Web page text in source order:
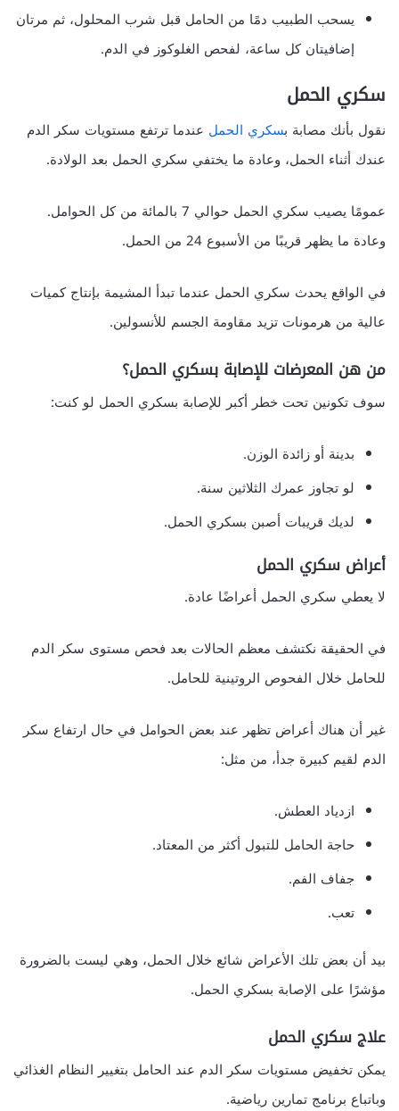
يسحب الطبيب دمًا من الحامل قبل شرب المحلول، ثم مرتان
إضافيتان كل ساعة، لفحص الغلوكوز في الدم.
سكري الحمل
نقول بأنك مصابة بسكري الحمل عندما ترتفع مستويات سكر الدم
عندك أثناء الحمل، وعادة ما يختفي سكري الحمل بعد الولادة.
عمومًا يصيب سكري الحمل حوالي 7 بالمائة من كل الحوامل.
وعادة ما يظهر قريبًا من الأسبوع 24 من الحمل.
في الواقع يحدث سكري الحمل عندما تبدأ المشيمة بإنتاج كميات
عالية من هرمونات تزيد مقاومة الجسم للأنسولين.
من هن المعرضات للإصابة بسكري الحمل؟
سوف تكونين تحت خطر أكبر للإصابة بسكري الحمل لو كنت:
بدينة أو زائدة الوزن.
لو تجاوز عمرك الثلاثين سنة.
لديك قريبات أصبن بسكري الحمل.
أعراض سكري الحمل
لا يعطي سكري الحمل أعراضًا عادة.
في الحقيقة نكتشف معظم الحالات بعد فحص مستوى سكر الدم
للحامل خلال الفحوص الروتينية للحامل.
غير أن هناك أعراض تظهر عند بعض الحوامل في حال ارتفاع سكر
الدم لقيم كبيرة جدأ، من مثل:
ازدياد العطش.
حاجة الحامل للتبول أكثر من المعتاد.
جفاف الفم.
تعب.
بيد أن بعض تلك الأعراض شائع خلال الحمل، وهي ليست بالضرورة
مؤشرًا على الإصابة بسكري الحمل.
علاج سكري الحمل
يمكن تخفيض مستويات سكر الدم عند الحامل بتغيير النظام الغذائي
وباتباع برنامج تمارين رياضية.